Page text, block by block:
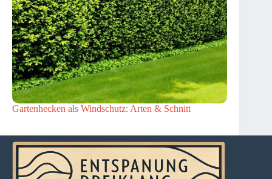
Gartenhecken als Windschutz: Arten & Schnitt